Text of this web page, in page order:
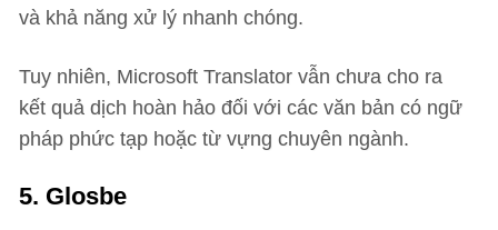
và khả năng xử lý nhanh chóng.
Tuy nhiên, Microsoft Translator vẫn chưa cho ra
kết quả dịch hoàn hảo đối với các văn bản có ngữ
pháp phức tạp hoặc từ vựng chuyên ngành.
5. Glosbe